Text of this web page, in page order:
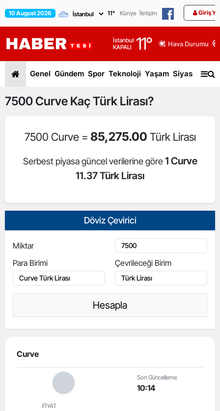
10 August 2026 11° Künye İletişim Giriş
İstanbul
KAPALI
11° Hava Durumu
Genel Gündem Spor Teknoloji Yaşam Siyaset
7500Curve Kaç Türk Lirası?
7500 Curve = 85,275.00 Türk Lirası
Serbest piyasa güncel verilerine göre 1 Curve
11.37 Türk Lirası
Döviz Çevirici
Miktar
Para Birimi
Çevrileceği Birim
Hesapla
Curve
Son Güncelleme
10:14
FİYAT